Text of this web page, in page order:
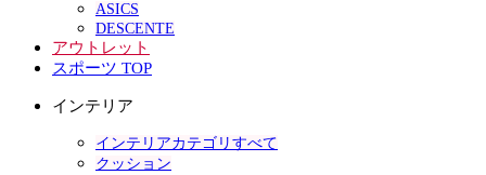
ASICS
DESCENTE
アウトレット
スポーツ TOP
インテリア
インテリアカテゴリすべて
クッション